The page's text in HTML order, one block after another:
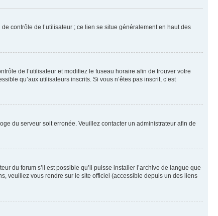
contrôle de l’utilisateur ; ce lien se situe généralement en haut des
de l’utilisateur et modifiez le fuseau horaire afin de trouver votre
qu’aux utilisateurs inscrits. Si vous n’êtes pas inscrit, c’est
du serveur soit erronée. Veuillez contacter un administrateur afin de
du forum s’il est possible qu’il puisse installer l’archive de langue que
veuillez vous rendre sur le site officiel (accessible depuis un des liens